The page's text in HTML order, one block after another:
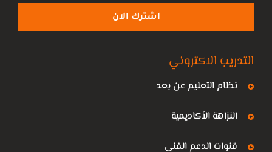
اشترك الان
التدريب الاكتروني
نظام التعليم عن بعد
النزاهة الأكاديمية
قنوات الدعم الفني